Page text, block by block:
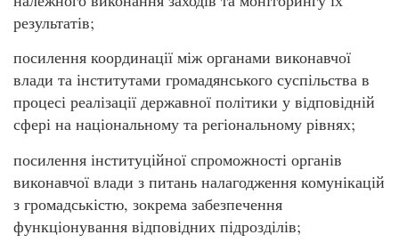
результатів;
посилення координації між органами виконавчої
влади та інститутами громадянського суспільства в
процесі реалізації державної політики у відповідній
сфері на національному та регіональному рівнях;
посилення інституційної спроможності органів
виконавчої влади з питань налагодження комунікацій
з громадськістю, зокрема забезпечення
функціонування відповідних підрозділів;